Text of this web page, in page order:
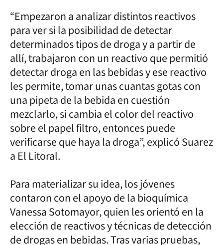
“Empezaron a analizar distintos reactivos
para ver si la posibilidad de detectar
determinados tipos de droga y a partir de
allí, trabajaron con un reactivo que permitió
detectar droga en las bebidas y ese reactivo
les permite, tomar unas cuantas gotas con
una pipeta de la bebida en cuestión
mezclarlo, si cambia el color del reactivo
sobre el papel filtro, entonces puede
verificarse que haya la droga”, explicó Suarez
a El Litoral.
Para materializar su idea, los jóvenes
contaron con el apoyo de la bioquímica
Vanessa Sotomayor, quien les orientó en la
elección de reactivos y técnicas de detección
de drogas en bebidas. Tras varias pruebas,